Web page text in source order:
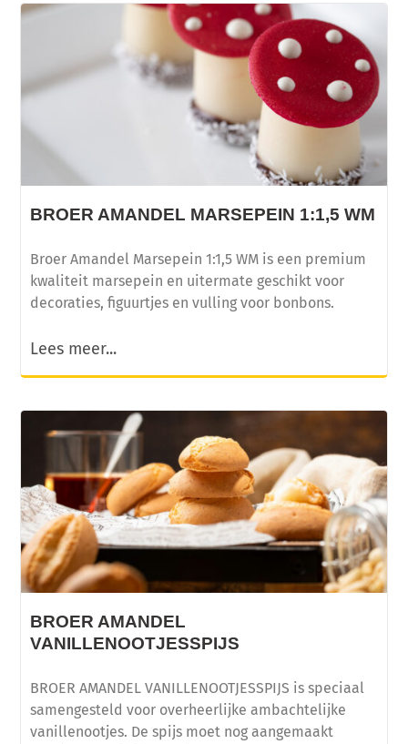
BROER AMANDEL MARSEPEIN 1:1,5 WM
Broer Amandel Marsepein 1:1,5 WM is een premium
kwaliteit marsepein en uitermate geschikt voor
decoraties, figuurtjes en vulling voor bonbons.
Lees meer...
BROER AMANDEL
VANILLENOOTJESSPIJS
BROER AMANDEL VANILLENOOTJESSPIJS is speciaal
samengesteld voor overheerlijke ambachtelijke
vanillenootjes. De spijs moet nog aangemaakt